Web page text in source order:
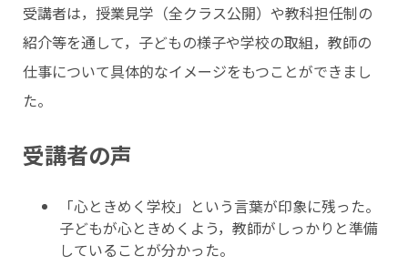
受講者は，授業見学（全クラス公開）や教科担任制の
紹介等を通して，子どもの様子や学校の取組，教師の
仕事について具体的なイメージをもつことができまし
た。
受講者の声
「心ときめく学校」という言葉が印象に残った。
子どもが心ときめくよう，教師がしっかりと準備
していることが分かった。